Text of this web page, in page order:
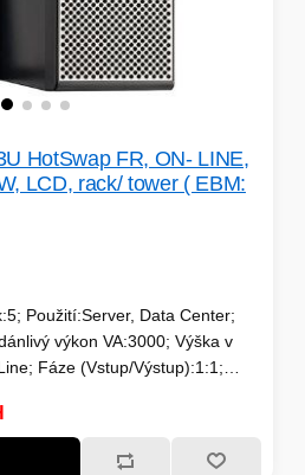
HotSwap FR, ON- LINE,
LCD, rack/ tower ( EBM:
Použití:Server, Data Center;
výkon VA:3000; Výška v
Fáze (Vstup/Výstup):1:1;
Typ výstupu:IEC 19, FR